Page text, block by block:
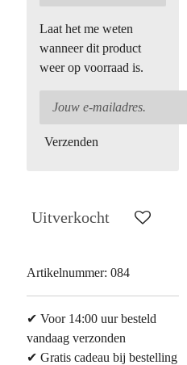
Laat het me weten
wanneer dit product
weer op voorraad is.
Verzenden
Uitverkocht
Artikelnummer: 084
✔ Voor 14:00 uur besteld
vandaag verzonden
✔ Gratis cadeau bij bestelling